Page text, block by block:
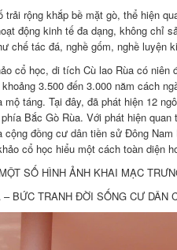
trải rộng khắp bề mặt gò, thể hiện
động kinh tế đa dạng, không chỉ
chế tác đá, nghề gốm, nghề luyện
cổ học, di tích Cù lao Rùa có niên
3.500 đến 3.000 năm cách
táng. Tại đây, đã phát hiện 12
Bắc Gò Rùa. Với phát hiện
đồng cư dân tiền sử Đông
cổ học hiểu một cách toàn diện
MỘT SỐ HÌNH ẢNH KHAI MẠC
BỨC TRANH ĐỜI SỐNG CƯ DÂN